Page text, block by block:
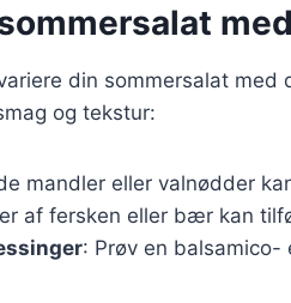
din sommersalat med
og tekstur:
mandler eller valnødder
af fersken eller bær kan
: Prøv en